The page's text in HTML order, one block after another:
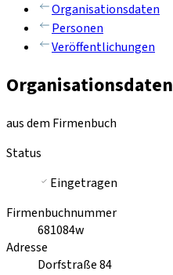
Organisationsdaten
Personen
Veröffentlichungen
Organisationsdaten
aus dem Firmenbuch
Status
Eingetragen
Firmenbuchnummer
681084w
Adresse
Dorfstraße 84